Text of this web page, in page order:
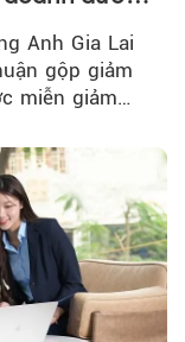
Anh Gia Lai
gộp giảm
miễn giảm